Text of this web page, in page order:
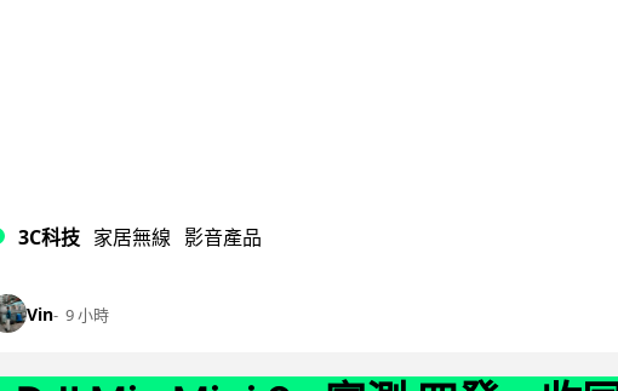
3C科技 家居無線 影音產品
Vin 9 小時